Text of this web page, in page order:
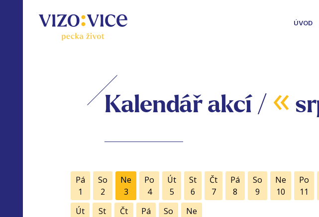
ÚVOD
Kalendář akcí / «
Pá
1
So
2
Ne
3
Po
4
Út
5
St
6
Čt
7
Pá
8
So
9
Ne
10
Po
11
Út
St
Čt
Pá
So
Ne